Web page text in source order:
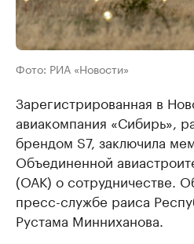
Фото: РИА «Новости»
Зарегистрированная в
авиакомпания «Сибирь»,
брендом S7, заключила
Объединенной
(ОАК) о сотрудничестве.
пресс-службе раиса
Рустама Минниханова.